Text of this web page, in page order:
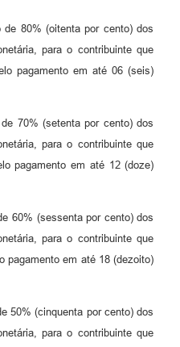
80% (oitenta por cento) dos
para o contribuinte que
pagamento em até 06 (seis)
70% (setenta por cento) dos
para o contribuinte que
pagamento em até 12 (doze)
60% (sessenta por cento) dos
para o contribuinte que
pagamento em até 18 (dezoito)
50% (cinquenta por cento) dos
para o contribuinte que